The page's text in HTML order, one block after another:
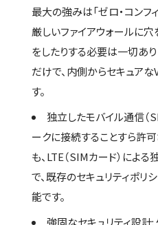
最大の強みは「ゼロ・コンフ
厳しいファイアウォールに
をしたりする必要は一切あ
だけで、内側からセキュア
す。
独立したモバイル通信（
ークに接続することすら許
も、LTE（SIMカード）によ
で、既存のセキュリティポ
能です。
強固なセキュリティ設